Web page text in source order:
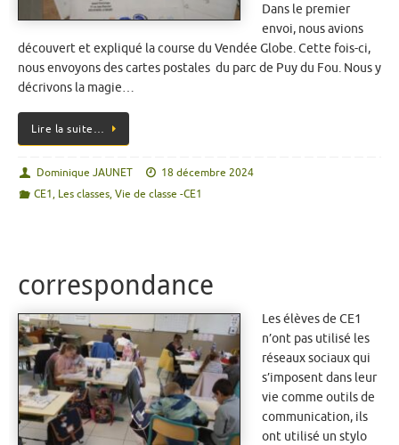
Dans le premier
envoi, nous avions
découvert et expliqué la course du Vendée Globe. Cette fois-ci,
nous envoyons des cartes postales du parc de Puy du Fou. Nous y
décrivons la magie…
Lire la suite…
Dominique JAUNET
18 décembre 2024
CE1, Les classes,Vie de classe -CE1
correspondance
Les élèves de CE1
n’ont pas utilisé les
réseaux sociaux qui
s’imposent dans leur
vie comme outils de
communication, ils
ont utilisé un stylo